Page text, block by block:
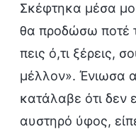
Σκέφτηκα μέσα
θα προδώσω ποτέ
πεις ό,τι ξέρεις,
μέλλον». Ένιωσα
κατάλαβε ότι δεν
αυστηρό ύφος,